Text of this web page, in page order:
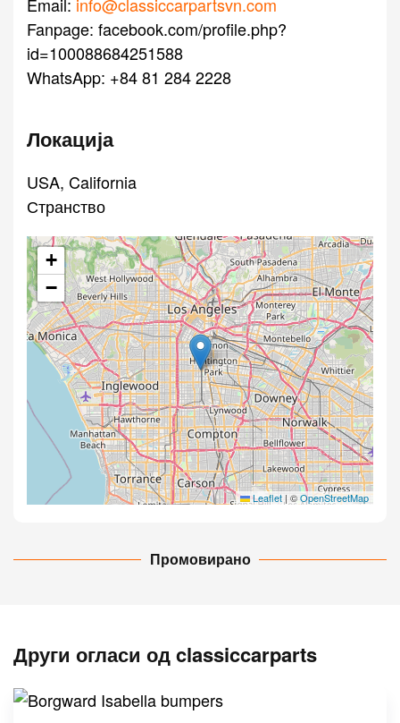
Fanpage: facebook.com/profile.php?
id=100088684251588
WhatsApp: +84 81 284 2228
Локација
USA, California
Странство
+
−
Leaflet | ©OpenStreetMap
Промовирано
Други огласи од classiccarparts